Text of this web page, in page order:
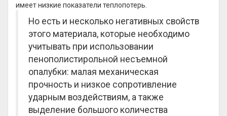
имеет низкие показатели теплопотерь.
Но есть и несколько негативных свойств
этого материала, которые необходимо
учитывать при использовании
пенополистирольной несъемной
опалубки: малая механическая
прочность и низкое сопротивление
ударным воздействиям, а также
выделение большого количества